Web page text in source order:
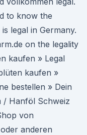
to know the
legal in Germany.
on the legality
kaufen » Legal
kaufen »
bestellen » Dein
/ Hanföl Schweiz
von
anderen